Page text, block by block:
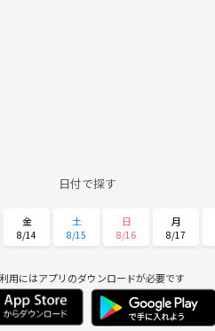
日付で探す
金
8/14
土
8/15
日
8/16
月
8/17
9/1 9/2 9/3 9/4
用にはアプリのダウンロードが必要です